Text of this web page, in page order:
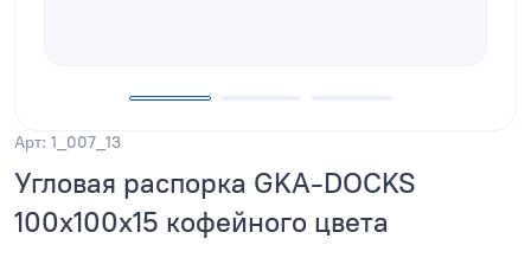
Арт: 1_007_13
Угловая распорка GKA-DOCKS
100x100x15 кофейного цвета